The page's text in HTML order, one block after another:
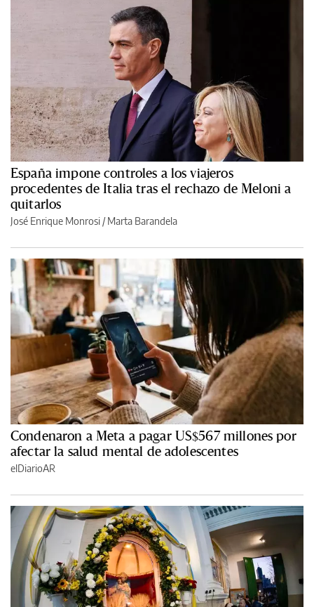
España impone controles a los viajeros
procedentes de Italia tras el rechazo de Meloni a
quitarlos
José Enrique Monrosi / Marta Barandela
Condenaron a Meta a pagar US$567 millones por
afectar la salud mental de adolescentes
elDiarioAR